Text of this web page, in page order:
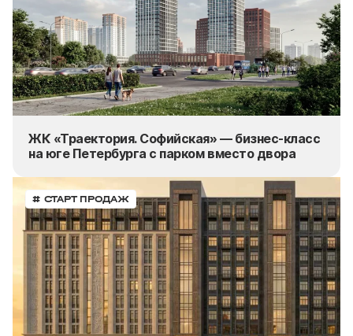
ЖК «Траектория. Софийская» — бизнес-класс
на юге Петербурга с парком вместо двора
# СТАРТ ПРОДАЖ